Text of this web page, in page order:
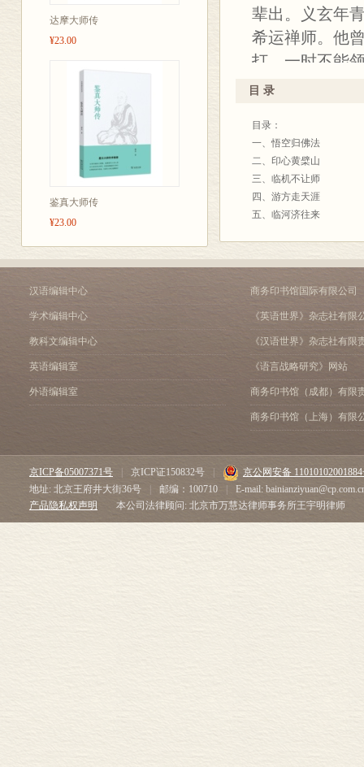
达摩大师传
¥23.00
鉴真大师传
¥23.00
辈出。义玄年
希运禅师。他
打，一时不能
取教乘的精华
用”等禅法，
立自信，不受
激烈的方式，
本书讲述了禅
以了解大师引
学思想。
目 录
目录：
一、悟空归佛法
二、印心黄檗山
三、临机不让师
四、游方走天涯
五、临河济往来
八、叨叨老婆心
九、南来大名府
后记
参考书目
汉语编辑中心
学术编辑中心
教科文编辑中心
英语编辑室
外语编辑室
商务印书馆国际有限公司
《英语世界》杂志社有限
《汉语世界》杂志社有限
《语言战略研究》网站
商务印书馆（成都）有限
商务印书馆（上海）有限
京ICP备05007371号 京ICP证150832号
京公网安备
地址: 北京王府井大街36号
邮编：100710
E-mail:
产品隐私权声明
本公司法律顾问: 北京市万慧达律师事务所王宇明律师